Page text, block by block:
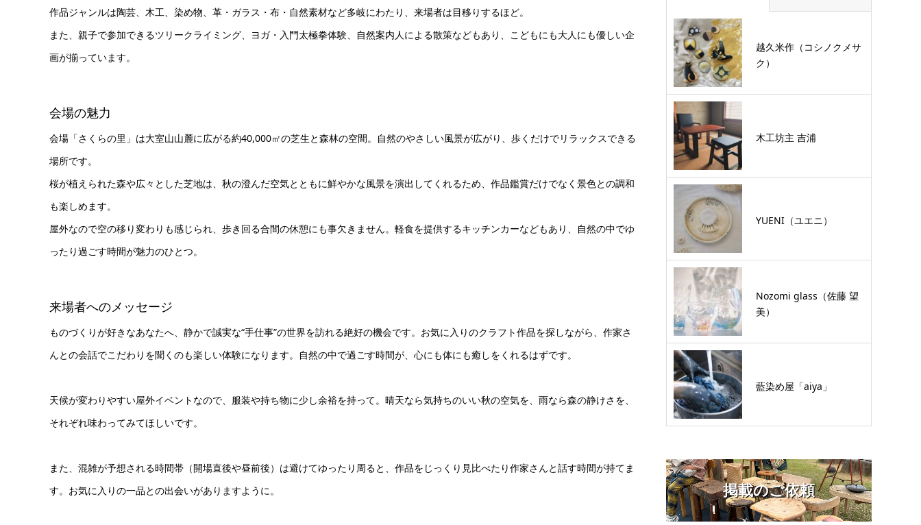
作品ジャンルは陶芸、木工、染め物、革・ガラス・布・自然素材など多岐にわたり、来場者は目移りするほど。
また、親子で参加できるツリークライミング、ヨガ・入門太極拳体験、自然案内人による散策などもあり、こどもにも大人にも優しい企
画が揃っています。
会場の魅力
会場「さくらの里」は大室山山麓に広がる約40,000㎡の芝生と森林の空間。自然のやさしい風景が広がり、歩くだけでリラックスできる
場所です。
桜が植えられた森や広々とした芝地は、秋の澄んだ空気とともに鮮やかな風景を演出してくれるため、作品鑑賞だけでなく景色との調和
も楽しめます。
屋外なので空の移り変わりも感じられ、歩き回る合間の休憩にも事欠きません。軽食を提供するキッチンカーなどもあり、自然の中でゆ
ったり過ごす時間が魅力のひとつ。
来場者へのメッセージ
ものづくりが好きなあなたへ、静かで誠実な“手仕事”の世界を訪れる絶好の機会です。お気に入りのクラフト作品を探しながら、作家さ
んとの会話でこだわりを聞くのも楽しい体験になります。自然の中で過ごす時間が、心にも体にも癒しをくれるはずです。
天候が変わりやすい屋外イベントなので、服装や持ち物に少し余裕を持って。晴天なら気持ちのいい秋の空気を、雨なら森の静けさを、
それぞれ味わってみてほしいです。
また、混雑が予想される時間帯（開場直後や昼前後）は避けてゆったり周ると、作品をじっくり見比べたり作家さんと話す時間が持てま
す。お気に入りの一品との出会いがありますように。
越久米作（コシノクメサ
ク）
木工坊主 吉浦
YUENI（ユエニ）
Nozomi glass（佐藤 望
美）
藍染め屋「aiya」
掲載のご依頼